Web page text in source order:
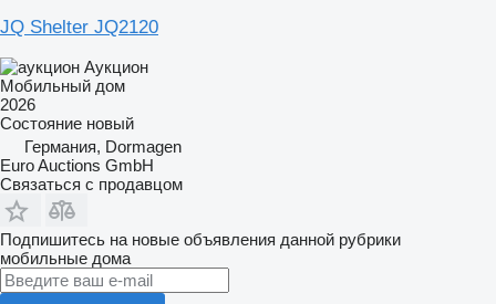
JQ Shelter JQ2120
Аукцион
Мобильный дом
2026
Состояние новый
Германия, Dormagen
Euro Auctions GmbH
Связаться с продавцом
Подпишитесь на новые объявления данной рубрики
мобильные дома